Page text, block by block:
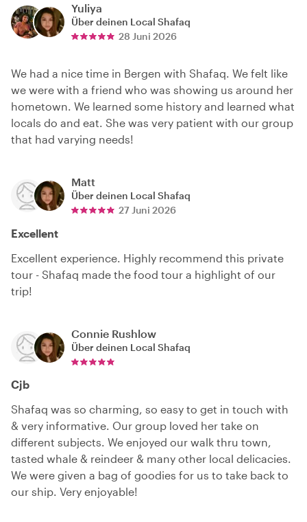
Yuliya
Über deinen Local Shafaq
28 Juni 2026
We had a nice time in Bergen with Shafaq. We felt like
we were with a friend who was showing us around her
hometown. We learned some history and learned what
locals do and eat. She was very patient with our group
that had varying needs!
Matt
Über deinen Local Shafaq
27 Juni 2026
Excellent
Excellent experience. Highly recommend this private
tour - Shafaq made the food tour a highlight of our
trip!
Connie Rushlow
Über deinen Local Shafaq
Cjb
Shafaq was so charming, so easy to get in touch with
& very informative. Our group loved her take on
different subjects. We enjoyed our walk thru town,
tasted whale & reindeer & many other local delicacies.
We were given a bag of goodies for us to take back to
our ship. Very enjoyable!